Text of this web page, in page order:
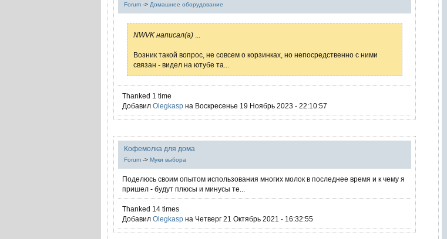
Forum -> Домашнее оборудование
NWVK написал(а)
Возник такой вопрос, не совсем о корзинках, но непосредственно с ними
связан - видел на ютубе та...
Thanked 1 time
Добавил Olegkasp на Воскресенье 19 Ноябрь 2023 - 22:10:57
Кофемолка для дома
Forum -> Муки выбора
Поделюсь своим опытом использования многих молок в последнее время и к чему я
пришел - будут плюсы и минусы те...
Thanked 14 times
Добавил Olegkasp на Четверг 21 Октябрь 2021 - 16:32:55